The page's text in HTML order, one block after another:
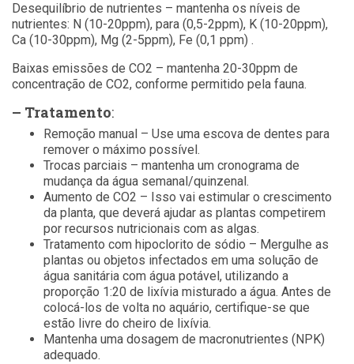
Desequilíbrio de nutrientes – mantenha os níveis de
nutrientes: N (10-20ppm), para (0,5-2ppm), K (10-20ppm),
Ca (10-30ppm), Mg (2-5ppm), Fe (0,1 ppm) .
Baixas emissões de CO2 – mantenha 20-30ppm de
concentração de CO2, conforme permitido pela fauna.
– Tratamento:
Remoção manual – Use uma escova de dentes para
remover o máximo possível.
Trocas parciais – mantenha um cronograma de
mudança da água semanal/quinzenal.
Aumento de CO2 – Isso vai estimular o crescimento
da planta, que deverá ajudar as plantas competirem
por recursos nutricionais com as algas.
Tratamento com hipoclorito de sódio – Mergulhe as
plantas ou objetos infectados em uma solução de
água sanitária com água potável, utilizando a
proporção 1:20 de lixívia misturado a água. Antes de
colocá-los de volta no aquário, certifique-se que
estão livre do cheiro de lixívia.
Mantenha uma dosagem de macronutrientes (NPK)
adequado.